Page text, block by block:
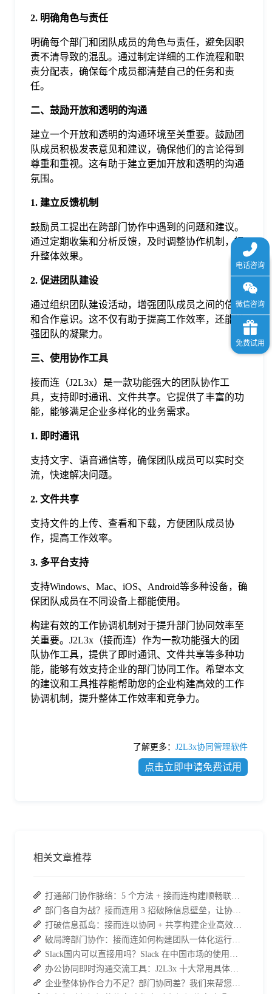
2. 明确角色与责任
明确每个部门和团队成员的角色与责任，避免因职
责不清导致的混乱。通过制定详细的工作流程和职
责分配表，确保每个成员都清楚自己的任务和责
任。
二、鼓励开放和透明的沟通
建立一个开放和透明的沟通环境至关重要。鼓励团
队成员积极发表意见和建议，确保他们的言论得到
尊重和重视。这有助于建立更加开放和透明的沟通
氛围。
1. 建立反馈机制
鼓励员工提出在跨部门协作中遇到的问题和建议。
通过定期收集和分析反馈，及时调整协作机制，提
升整体效果。
2. 促进团队建设
通过组织团队建设活动，增强团队成员之间的信任
和合作意识。这不仅有助于提高工作效率，还能增
强团队的凝聚力。
三、使用协作工具
接而连（J2L3x）是一款功能强大的团队协作工
具，支持即时通讯、文件共享。它提供了丰富的功
能，能够满足企业多样化的业务需求。
1. 即时通讯
支持文字、语音通信等，确保团队成员可以实时交
流，快速解决问题。
2. 文件共享
支持文件的上传、查看和下载，方便团队成员协
作，提高工作效率。
3. 多平台支持
支持Windows、Mac、iOS、Android等多种设备，确
保团队成员在不同设备上都能使用。
构建有效的工作协调机制对于提升部门协同效率至
关重要。J2L3x（接而连）作为一款功能强大的团
队协作工具，提供了即时通讯、文件共享等多种功
能，能够有效支持企业的部门协同工作。希望本文
的建议和工具推荐能帮助您的企业构建高效的工作
协调机制，提升整体工作效率和竞争力。
了解更多： J2L3x协同管理软件
点击立即申请免费试用
相关文章推荐